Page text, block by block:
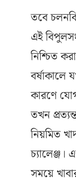
তবে
এই
নিশ্চিত
বর্ষাকালে
কারণে
তখন
নিয়মিত
চ্যালেঞ্জ।
সময়ে